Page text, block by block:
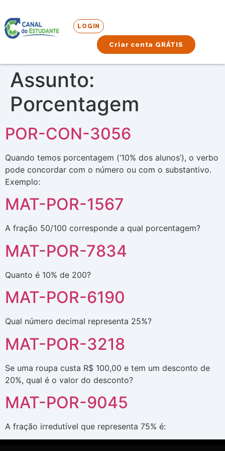
LOGIN
Criar conta GRÁTIS
Assunto:
Porcentagem
POR-CON-3056
Quando temos porcentagem (‘10% dos alunos’), o verbo
pode concordar com o número ou com o substantivo.
Exemplo:
MAT-POR-1567
A fração 50/100 corresponde a qual porcentagem?
MAT-POR-7834
Quanto é 10% de 200?
MAT-POR-6190
Qual número decimal representa 25%?
MAT-POR-3218
Se uma roupa custa R$ 100,00 e tem um desconto de
20%, qual é o valor do desconto?
MAT-POR-9045
A fração irredutível que representa 75% é: